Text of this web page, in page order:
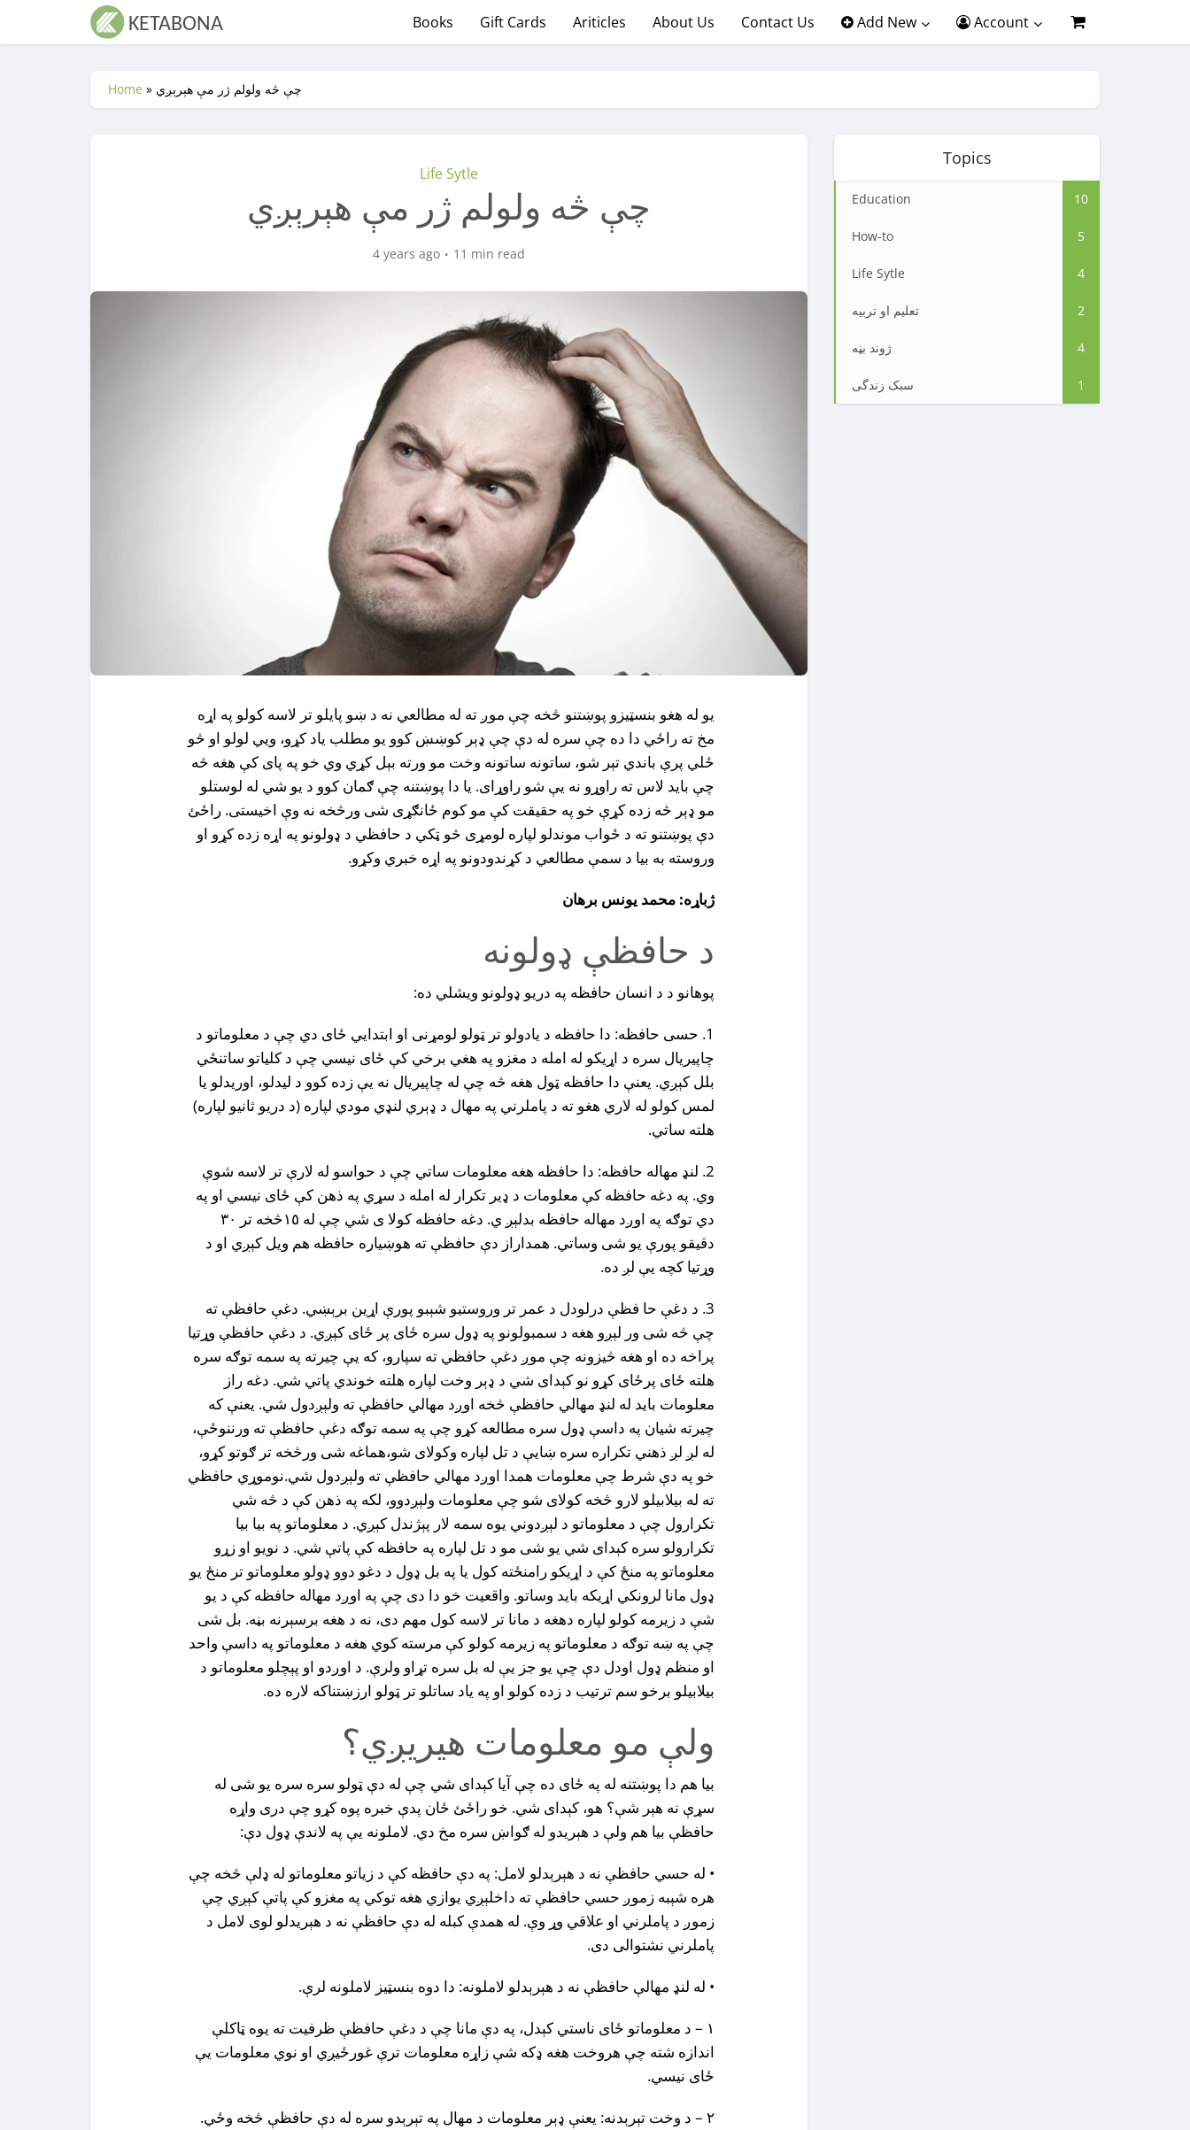
Books Gift Cards Ariticles About Us Contact Us Add New Account
Home » چې څه ولولم ژر مې هېرېږي
Life Sytle
چې څه ولولم ژر مې هېرېږي
4 years ago 11 min read
يو له هغو بنسټيزو پوښتنو څخه چې موږ ته له مطالعي نه د ښو پايلو تر لاسه کولو په اړه
مخ ته راځي دا ده چې سره له دې چې ډېر کوښښ کوو يو مطلب ياد کړو، ويي لولو او څو
ځلي پرې باندي تېر شو، ساتونه ساتونه وخت مو ورته بېل کړي وي خو په پاى کې هغه څه
چې بايد لاس ته راوړو نه يې شو راوړاى. يا دا پوښتنه چې ګمان کوو د يو شي له لوستلو
مو ډېر څه زده کړې خو په حقيقت کې مو کوم ځانګړى شى ورڅخه نه وې اخیستی. راځئ
دې پوښتنو ته د ځواب موندلو لپاره لومړى څو ټکي د حافظي د ډولونو په اړه زده کړو او
وروسته به بيا د سمې مطالعي د کړندودونو په اړه خبري وکړو.
ژباړه: محمد يونس برهان
د حافظې ډولونه
پوهانو د د انسان حافظه په دريو ډولونو ويشلي ده:
1. حسی حافظه: دا حافظه د يادولو تر ټولو لومړنى او ابتدايي ځاى دي چې د معلوماتو د
چاپيريال سره د اړيکو له امله د مغزو په هغي برخي کې ځاى نيسي چې د کلياتو ساتنځي
بلل کېږي. یعنې دا حافظه ټول هغه څه چې له چاپيريال نه يې زده کوو د ليدلو، اوريدلو يا
لمس کولو له لاري هغو ته د پاملرني په مهال د ډېري لنډي مودي لپاره (د دريو ثانيو لپاره)
هلته ساتي.
2. لنډ مهاله حافظه: دا حافظه هغه معلومات ساتي چې د حواسو له لارې تر لاسه شوې
وي. په دغه حافظه کې معلومات د ډير تکرار له امله د سړي په ذهن کې ځاى نيسي او په
دي توګه په اوږد مهاله حافظه بدلېږ ي. دغه حافظه کولا ى شي چې له ١٥څخه تر ٣٠
دقيقو پورې يو شى وساتي. همداراز دې حافظې ته هوښياره حافظه هم ويل کېږي او د
وړتيا کچه يې لږ ده.
3. د دغې حا فظې درلودل د عمر تر وروستيو شېبو پورې اړين برېښي. دغې حافظې ته
چې څه شى ور لېږو هغه د سمبولونو په ډول سره ځاى پر ځاى کېږي. د دغې حافظې وړتيا
پراخه ده او هغه څيزونه چې موږ دغې حافظي ته سپارو، که يې چيرته په سمه توګه سره
هلته ځاى پرځاى کړو نو کېداى شي د ډېر وخت لپاره هلته خوندي پاتي شي. دغه راز
معلومات بايد له لنډ مهالي حافظې څخه اوږد مهالي حافظې ته ولېږدول شي. یعنې که
چيرته شيان په داسې ډول سره مطالعه کړو چې په سمه توګه دغې حافظې ته ورننوځې،
له لږ لږ ذهني تکراره سره ښايې د تل لپاره وکولاى شو،هماغه شى ورڅخه تر ګوتو کړو،
خو په دې شرط چې معلومات همدا اوږد مهالي حافظې ته ولېږدول شي.نوموړي حافظي
ته له بيلابيلو لارو څخه کولاى شو چې معلومات ولېږدوو، لکه په ذهن کې د څه شي
تکرارول چې د معلوماتو د لېږدوني يوه سمه لار پېژندل کېږي. د معلوماتو په بيا بيا
تکرارولو سره کېداى شي يو شى مو د تل لپاره په حافظه کې پاتې شي. د نويو او زړو
معلوماتو په منځ کې د اړيکو رامنځته کول يا په بل ډول د دغو دوو ډولو معلوماتو تر منځ يو
ډول مانا لرونکي اړيکه بايد وساتو. واقعيت خو دا دى چې په اوږد مهاله حافظه کې د يو
شې د زيرمه کولو لپاره دهغه د مانا تر لاسه کول مهم دى، نه د هغه برسېرنه بڼه. بل شى
چې په ښه توګه د معلوماتو په زيرمه کولو کې مرسته کوي هغه د معلوماتو په داسې واحد
او منظم ډول اودل دې چې يو جز يې له بل سره تړاو ولرې. د اوږدو او پېچلو معلوماتو د
بيلابيلو برخو سم ترتیب د زده کولو او په ياد ساتلو تر ټولو ارزښتناکه لاره ده.
ولې مو معلومات هيريږي؟
بيا هم دا پوښتنه له په ځاى ده چې آيا کېداى شي چې له دې ټولو سره سره يو شى له
سړې نه هېر شې؟ هو، کېداى شي. خو راځئ ځان پدې خبره پوه كړو چې درى واړه
حافظې بيا هم ولې د هېريدو له ګواښ سره مخ دي. لاملونه يې په لاندې ډول دې:
• له حسي حافظې نه د هېرېدلو لامل: په دې حافظه کې د زياتو معلوماتو له ډلې څخه چې
هره شېبه زموږ حسي حافظې ته داخلېږي يوازي هغه توکي په مغزو کې پاتې کېږي چې
زموږ د پاملرني او علاقي وړ وې. له همدې کبله له دې حافظې نه د هېريدلو لوى لامل د
پاملرني نشتوالى دى.
• له لنډ مهالې حافظې نه د هېرېدلو لاملونه: دا دوه بنسټيز لاملونه لرې.
١ – د معلوماتو ځاى ناستي کېدل، په دې مانا چې د دغې حافظې ظرفيت ته يوه ټاکلې
اندازه شته چې هروخت هغه ډکه شې زاړه معلومات ترې غورځيږي او نوي معلومات يې
ځاى نيسي.
٢ – د وخت تېرېدنه: یعنې ډېر معلومات د مهال په تېرېدو سره له دې حافظې څخه وځي.
Topics
Education 10
How-to 5
Life Sytle 4
تعلیم او تربیه 2
ژوند بڼه 4
سبک زندگی 1